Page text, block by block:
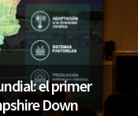
el primer
Down